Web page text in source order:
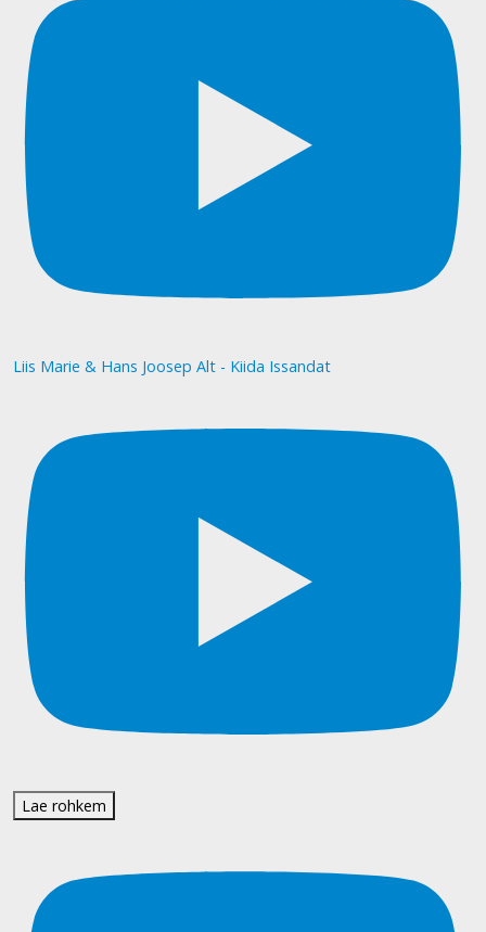
Liis Marie & Hans Joosep Alt - Kiida Issandat
Lae rohkem